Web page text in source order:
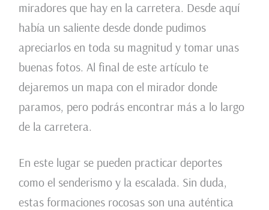
miradores que hay en la carretera. Desde aquí
había un saliente desde donde pudimos
apreciarlos en toda su magnitud y tomar unas
buenas fotos. Al final de este artículo te
dejaremos un mapa con el mirador donde
paramos, pero podrás encontrar más a lo largo
de la carretera.
En este lugar se pueden practicar deportes
como el senderismo y la escalada. Sin duda,
estas formaciones rocosas son una auténtica